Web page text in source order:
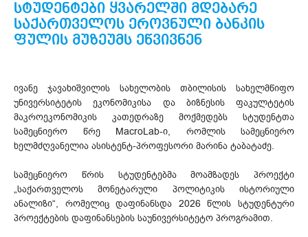
სტუდენტები ყვარელში მდებარე
საქართველოს ეროვნული ბანკის
ფულის მუზეუმს ეწვივნენ
ივანე ჯავახიშვილის სახელობის თბილისის სახელმწიფო
უნივერსიტეტის ეკონომიკისა და ბიზნესის ფაკულტეტის
მაკროეკონომიკის კათედრაზე მოქმედებს სტუდენტთა
სამეცნიერო წრე MacroLab-ი, რომლის სამეცნიერო
ხელმძღვანელია ასისტენტ-პროფესორი მარინა ტაბატაძე.
სამეცნიერო წრის სტუდენტებმა მოამზადეს პროექტი
„საქართველოს მონეტარული პოლიტიკის ისტორიული
ანალიზი“, რომელიც დაფინანსდა 2026 წლის სტუდენტური
პროექტების დაფინანსების საუნივერსიტეტო პროგრამით.